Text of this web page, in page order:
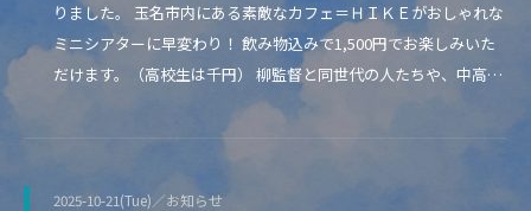
りました。 玉名市内にある素敵なカフェ＝ＨＩＫＥがおしゃれな
ミニシアターに早変わり！ 飲み物込みで1,500円でお楽しみいた
だけます。（高校生は千円） 柳監督と同世代の人たちや、中高…
2025-10-21(Tue)／お知らせ